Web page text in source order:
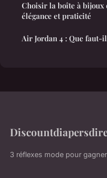
Choisir la boîte à bijoux
élégance et praticité
Air Jordan 4 : Que faut-
3 réflexes mode pour